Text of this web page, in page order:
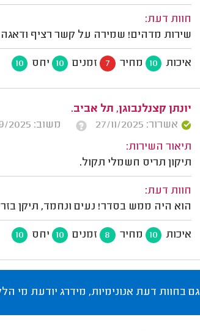
חוות דעת:
שירות מדהים! שמירה על קשר רציף
איכות 10 מחיר 7 זמנים 10 יחס 10
יונתן קצנלנבוגן, תל אביב.
אשרור: 27/11/2025
משוב: 28/09/2025
תיאור השירות:
תיקון תריס חשמלי תקול.
חוות דעת:
הוא היה ממש בסדר! נעים ונחמד, תיקן
איכות 10 מחיר 8 זמנים 10 יחס 10
גם בחוות דעת אנונימיות, מידרג יודעת מי